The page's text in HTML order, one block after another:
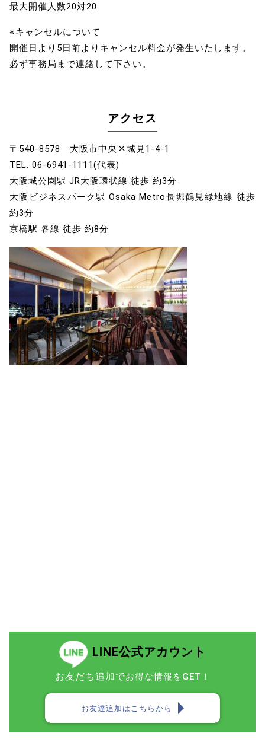
最大開催人数20対20
※キャンセルについて
開催日より5日前よりキャンセル料金が発生いたします。
必ず事務局まで連絡して下さい。
アクセス
〒540-8578 大阪市中央区城見1-4-1
TEL. 06-6941-1111(代表)
大阪城公園駅 JR大阪環状線 徒歩 約3分
大阪ビジネスパーク駅 Osaka Metro長堀鶴見緑地線 徒歩
約3分
京橋駅 各線 徒歩 約8分
LINE公式アカウント
お友だち追加でお得な情報をGET！
お友達追加はこちらから